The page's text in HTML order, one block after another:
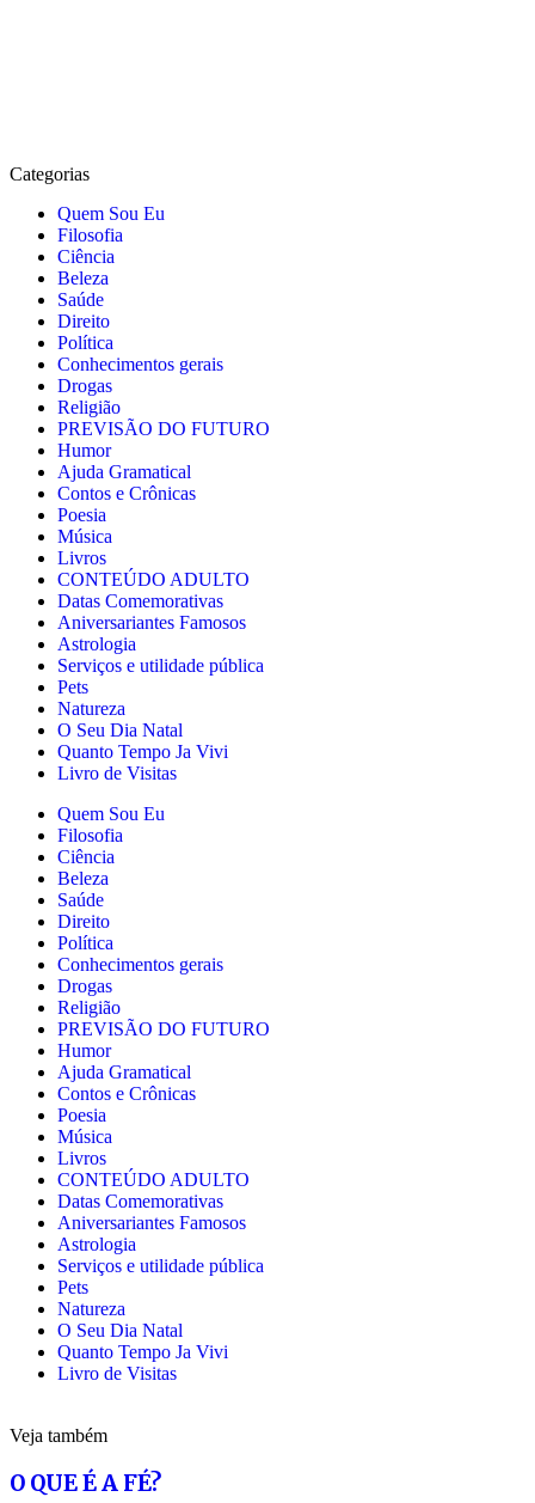
Categorias
Quem Sou Eu
Filosofia
Ciência
Beleza
Saúde
Direito
Política
Conhecimentos gerais
Drogas
Religião
PREVISÃO DO FUTURO
Humor
Ajuda Gramatical
Contos e Crônicas
Poesia
Música
Livros
CONTEÚDO ADULTO
Datas Comemorativas
Aniversariantes Famosos
Astrologia
Serviços e utilidade pública
Pets
Natureza
O Seu Dia Natal
Quanto Tempo Ja Vivi
Livro de Visitas
Quem Sou Eu
Filosofia
Ciência
Beleza
Saúde
Direito
Política
Conhecimentos gerais
Drogas
Religião
PREVISÃO DO FUTURO
Humor
Ajuda Gramatical
Contos e Crônicas
Poesia
Música
Livros
CONTEÚDO ADULTO
Datas Comemorativas
Aniversariantes Famosos
Astrologia
Serviços e utilidade pública
Pets
Natureza
O Seu Dia Natal
Quanto Tempo Ja Vivi
Livro de Visitas
Veja também
O QUE É A FÉ?